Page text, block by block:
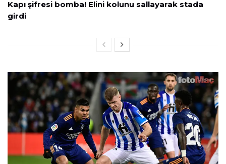
Kapı şifresi bomba! Elini kolunu sallayarak stada
girdi